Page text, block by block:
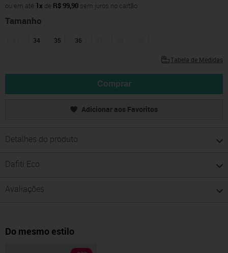
ou em até 1x de R$ 99,90 sem juros no cartão
Tamanho
34 35 36
Tabela de Medidas
Comprar
Adicionar aos Favoritos
Detalhes do produto
Dafiti Eco
Avaliações
Do mesmo estilo